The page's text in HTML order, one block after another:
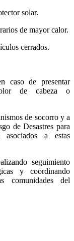
solar.
de mayor calor.
cerrados.
caso de presentar
de cabeza o
de socorro y a
de Desastres para
asociados a estas
seguimiento
y coordinando
comunidades del